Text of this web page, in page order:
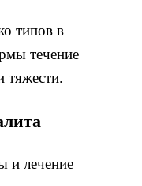
типов в
течение
тяжести.